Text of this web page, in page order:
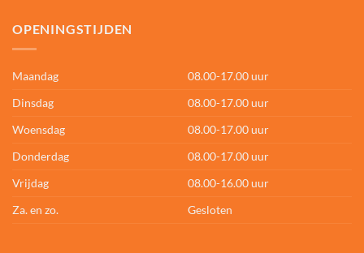
OPENINGSTIJDEN
Maandag
08.00-17.00 uur
Dinsdag
08.00-17.00 uur
Woensdag
08.00-17.00 uur
Donderdag
08.00-17.00 uur
Vrijdag
08.00-16.00 uur
Za. en zo.
Gesloten